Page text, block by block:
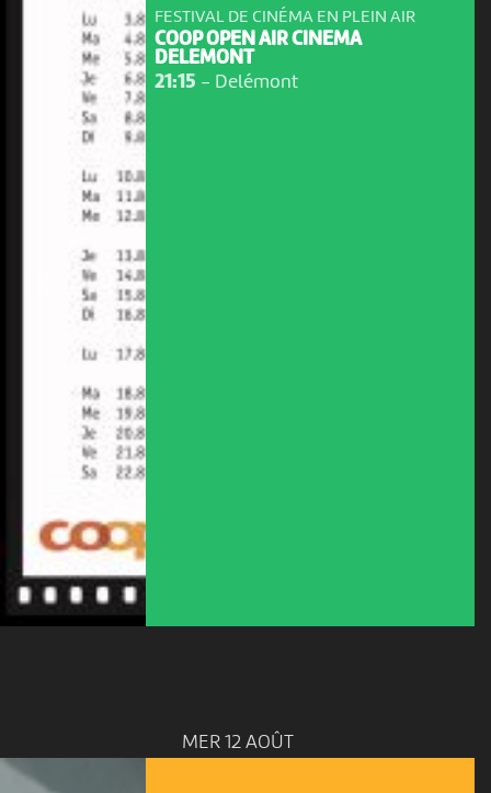
FESTIVAL DE CINÉMA EN PLEIN AIR
COOP OPEN AIR CINEMA
DELEMONT
21:15 - Delémont
MER 12 AOÛT